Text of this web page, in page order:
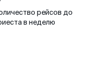
рейсов до
в неделю